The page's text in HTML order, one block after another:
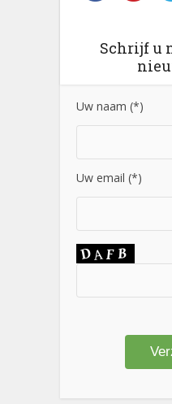
Schrijf u
Uw naam (*)
Uw email (*)